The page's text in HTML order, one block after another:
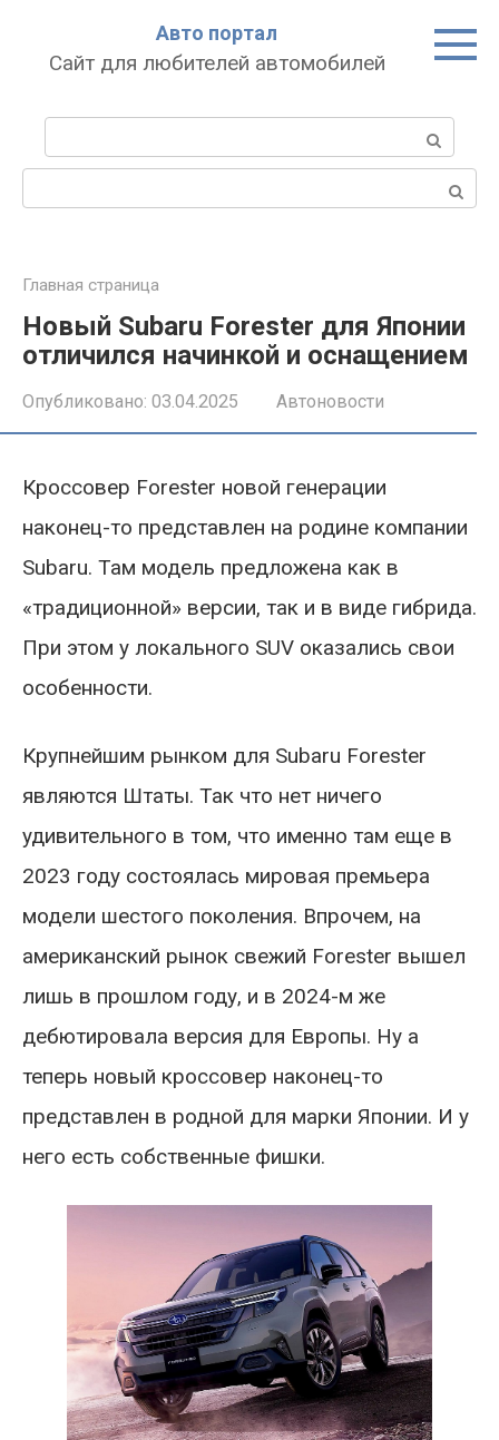
Авто портал
Сайт для любителей автомобилей
Главная страница
Новый Subaru Forester для Японии
отличился начинкой и оснащением
Опубликовано: 03.04.2025 Автоновости
Кроссовер Forester новой генерации
наконец-то представлен на родине компании
Subaru. Там модель предложена как в
«традиционной» версии, так и в виде гибрида.
При этом у локального SUV оказались свои
особенности.
Крупнейшим рынком для Subaru Forester
являются Штаты. Так что нет ничего
удивительного в том, что именно там еще в
2023 году состоялась мировая премьера
модели шестого поколения. Впрочем, на
американский рынок свежий Forester вышел
лишь в прошлом году, и в 2024-м же
дебютировала версия для Европы. Ну а
теперь новый кроссовер наконец-то
представлен в родной для марки Японии. И у
него есть собственные фишки.